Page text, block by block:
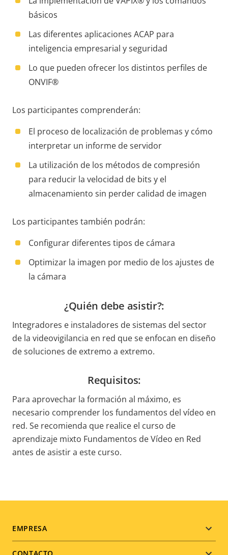
básicos
Las diferentes aplicaciones ACAP para
inteligencia empresarial y seguridad
Lo que pueden ofrecer los distintos perfiles de
ONVIF®
Los participantes comprenderán:
El proceso de localización de problemas y cómo
interpretar un informe de servidor
La utilización de los métodos de compresión
para reducir la velocidad de bits y el
almacenamiento sin perder calidad de imagen
Los participantes también podrán:
Configurar diferentes tipos de cámara
Optimizar la imagen por medio de los ajustes de
la cámara
¿Quién debe asistir?:
Integradores e instaladores de sistemas del sector
de la videovigilancia en red quese enfocan en diseño
de soluciones de extremo a extremo.
Requisitos:
Para aprovechar la formación al máximo, es
necesario comprender los fundamentos del vídeo en
red. Se recomienda que realice el curso de
aprendizaje mixto Fundamentos de Vídeo en Red
antes deasistir a este curso.
Footer
EMPRESA